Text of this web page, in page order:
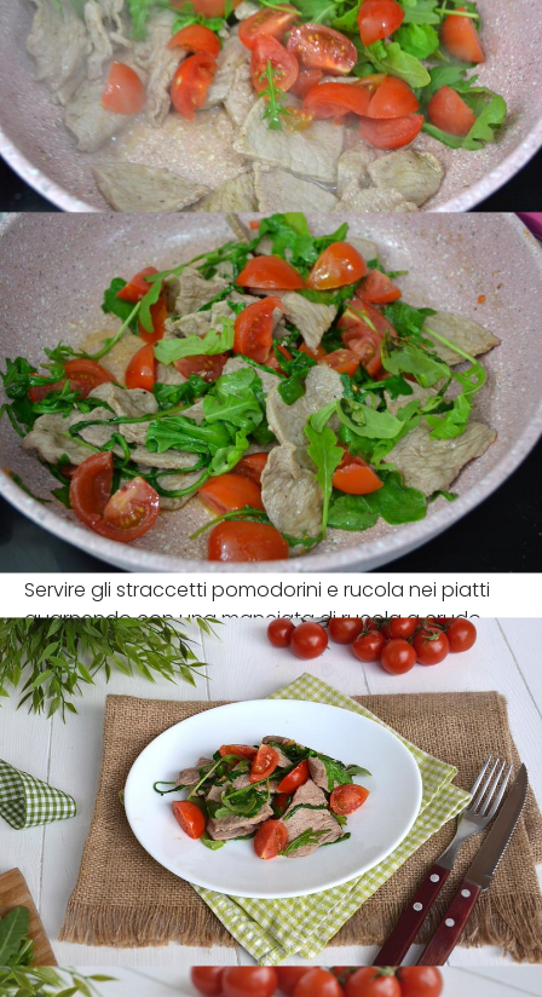
Servire gli straccetti pomodorini e rucola nei piatti
guarnendo con una manciata di rucola a crudo